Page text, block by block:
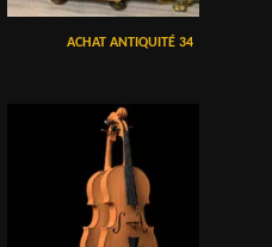
ACHAT ANTIQUITÉ 34